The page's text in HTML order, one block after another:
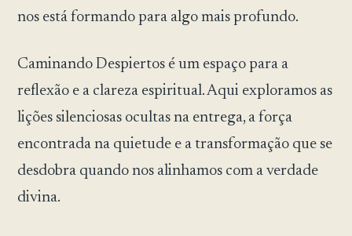
nos está formando para algo mais profundo.
Caminando Despiertos é um espaço para a
reflexão e a clareza espiritual. Aqui exploramos as
lições silenciosas ocultas na entrega, a força
encontrada na quietude e a transformação que se
desdobra quando nos alinhamos com a verdade
divina.